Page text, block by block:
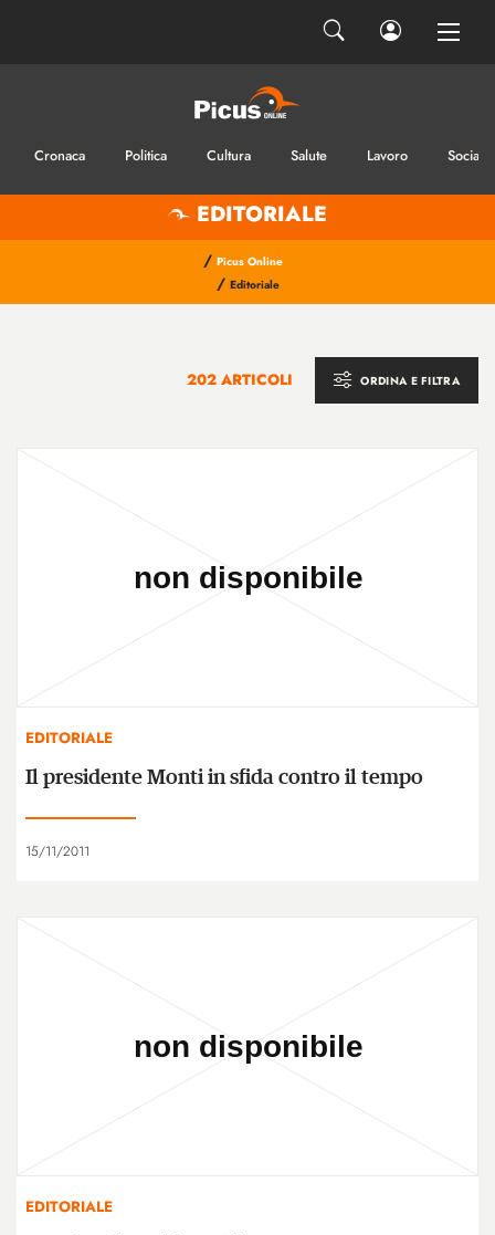
Cronaca Politica Cultura Salute Lavoro Sociale
EDITORIALE
/ Picus Online
/ Editoriale
202 ARTICOLI ORDINA E FILTRA
EDITORIALE
Il presidente Monti in sfida contro il tempo
15/11/2011
EDITORIALE